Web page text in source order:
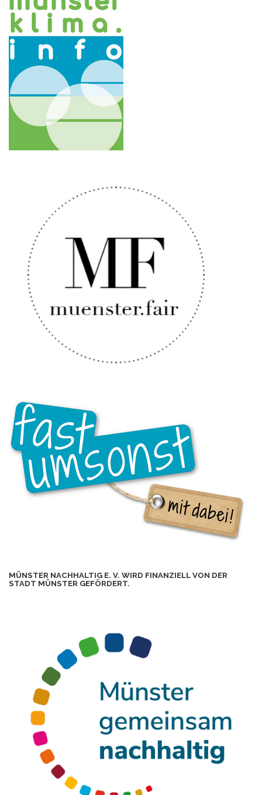
MÜNSTER NACHHALTIG E. V. WIRD FINANZIELL VON DER
STADT MÜNSTER GEFÖRDERT.